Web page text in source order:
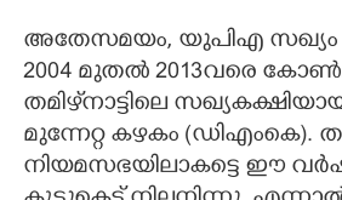
അതേസമയം, യുപിഎ സഖ്യം
2004 മുതൽ 2013വരെ
തമിഴ്‌നാട്ടിലെ
മുന്നേറ്റ കഴകം (ഡിഎംകെ).
നിയമസഭയിലാകട്ടെ ഈ